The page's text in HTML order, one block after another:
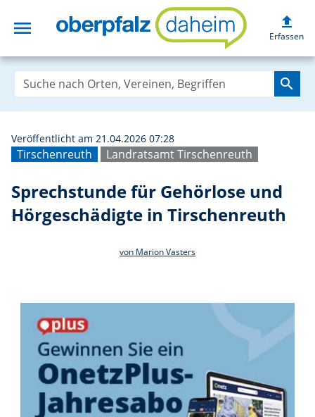
menu Sprechstunde
upload
Erfassen
search
Tirschenreuth Landratsamt Tirschenreuth
Veröffentlicht am 21.04.2026 07:28
Sprechstunde für Gehörlose und
Hörgeschädigte in Tirschenreuth
von Marion Vasters